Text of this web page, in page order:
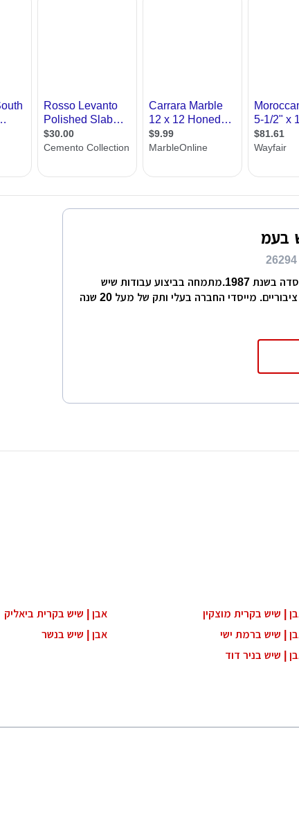
בעמ
אבני גזית מוצרי שיש בע"מ נוסדה בשנת 1987.מתמחה בביצוע עבודות שיש
וגרניט בבתי מגורים ובמבנים ציבוריים. מייסדי החברה בעלי ותק של מעל 20 שנה
| שיש בקרית מוצקין
אבן | שיש בקרית ביאליק
| שיש ברמת ישי
אבן | שיש בנשר
| שיש בניר דוד